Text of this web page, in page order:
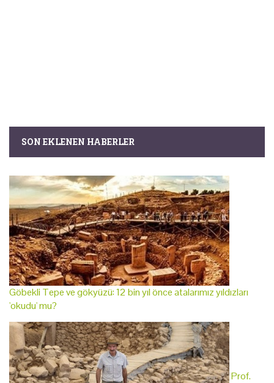
SON EKLENEN HABERLER
Göbekli Tepe ve gökyüzü: 12 bin yıl önce atalarımız yıldızları
'okudu' mu?
Prof.